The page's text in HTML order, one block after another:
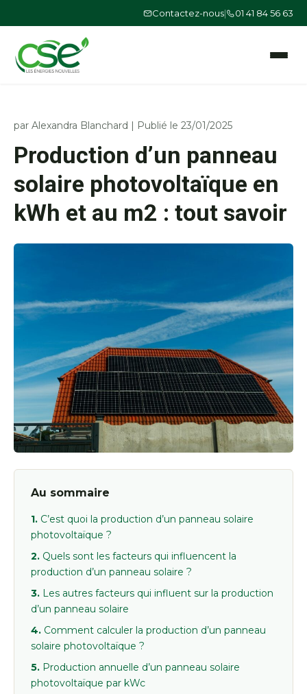
Contactez-nous| 01 41 84 56 63
Ouvrir le
par Alexandra Blanchard | Publié le 23/01/2025
Production d’un panneau
solaire photovoltaïque en
kWh et au m2 : tout savoir
Au sommaire
C’est quoi la production d’un panneau solaire
photovoltaïque ?
Quels sont les facteurs qui influencent la
production d’un panneau solaire ?
Les autres facteurs qui influent sur la production
d’un panneau solaire
Comment calculer la production d’un panneau
solaire photovoltaïque ?
Production annuelle d’un panneau solaire
photovoltaïque par kWc